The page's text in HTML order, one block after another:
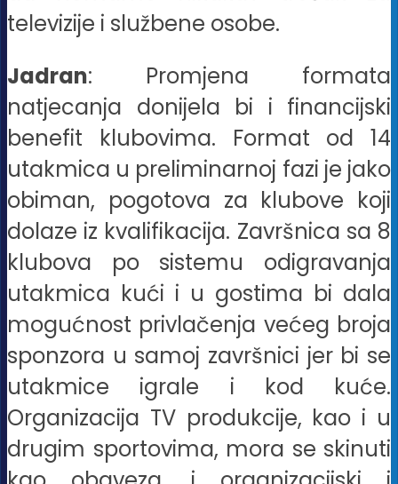
televizije i službene osobe.
Jadran: Promjena formata
natjecanja donijela bi i financijski
benefit klubovima. Format od 14
utakmica u preliminarnoj fazi je jako
obiman, pogotova za klubove koji
dolaze iz kvalifikacija. Završnica sa 8
klubova po sistemu odigravanja
utakmica kući i u gostima bi dala
mogućnost privlačenja većeg broja
sponzora u samoj završnici jer bi se
utakmice igrale i kod kuće.
Organizacija TV produkcije, kao i u
drugim sportovima, mora se skinuti